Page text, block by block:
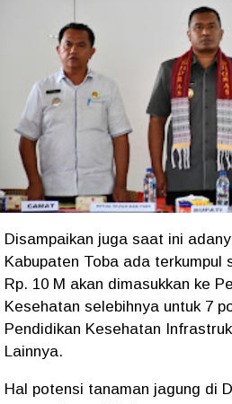
Disampaikan juga saat ini
Kabupaten Toba ada terkumpul
Rp. 10 M akan dimasukkan ke
Kesehatan selebihnya untuk 7
Pendidikan Kesehatan
Lainnya.
Hal potensi tanaman jagung di